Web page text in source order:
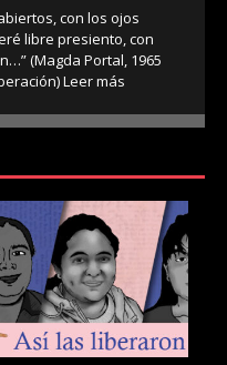
con los ojos
libre presiento, con
(Magda Portal, 1965
Leer más